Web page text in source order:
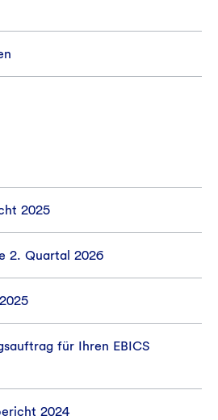
2025
2. Quartal 2026
für Ihren EBICS
2024